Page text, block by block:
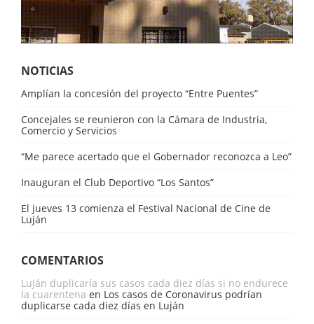
NOTICIAS
Amplían la concesión del proyecto “Entre Puentes”
Concejales se reunieron con la Cámara de Industria,
Comercio y Servicios
“Me parece acertado que el Gobernador reconozca a Leo”
Inauguran el Club Deportivo “Los Santos”
El jueves 13 comienza el Festival Nacional de Cine de
Luján
COMENTARIOS
Luján duplicaría sus casos cada diez días si no endurece
la cuarentena en Los casos de Coronavirus podrían
duplicarse cada diez días en Luján